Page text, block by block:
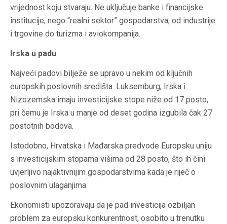
vrijednost koju stvaraju. Ne uključuje banke i financijske
institucije, nego “realni sektor” gospodarstva, od industrije
i trgovine do turizma i aviokompanija.
Irska u padu
Najveći padovi bilježe se upravo u nekim od ključnih
europskih poslovnih središta. Luksemburg, Irska i
Nizozemska imaju investicijske stope niže od 17 posto,
pri čemu je Irska u manje od deset godina izgubila čak 27
postotnih bodova.
Istodobno, Hrvatska i Mađarska predvode Europsku uniju
s investicijskim stopama višima od 28 posto, što ih čini
uvjerljivo najaktivnijim gospodarstvima kada je riječ o
poslovnim ulaganjima.
Ekonomisti upozoravaju da je pad investicija ozbiljan
problem za europsku konkurentnost, osobito u trenutku